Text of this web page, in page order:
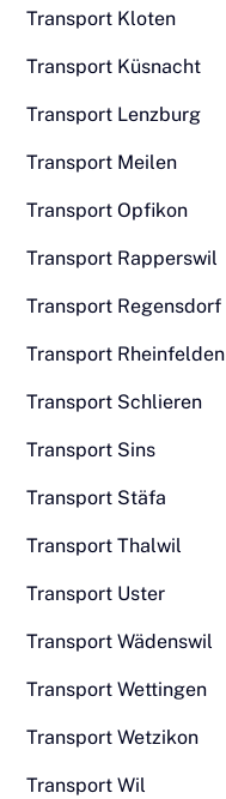
Transport Kloten
Transport Küsnacht
Transport Lenzburg
Transport Meilen
Transport Opfikon
Transport Rapperswil
Transport Regensdorf
Transport Rheinfelden
Transport Schlieren
Transport Sins
Transport Stäfa
Transport Thalwil
Transport Uster
Transport Wädenswil
Transport Wettingen
Transport Wetzikon
Transport Wil